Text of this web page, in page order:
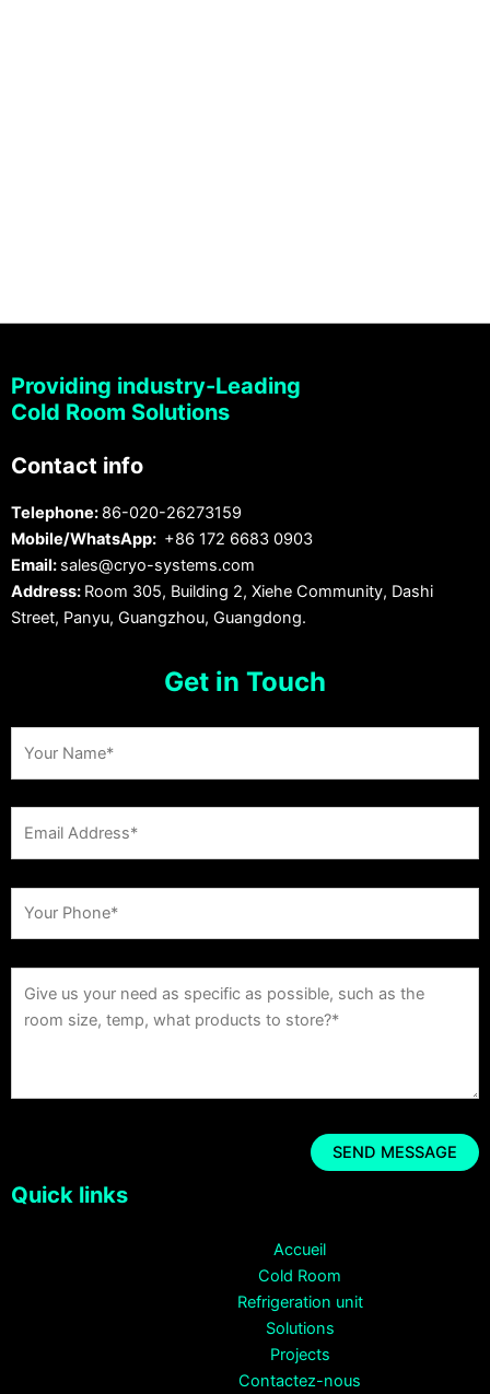
Providing industry-Leading
Cold Room Solutions
Contact info
Telephone: 86-020-26273159
Mobile/WhatsApp: +86 172 6683 0903
Email: sales@cryo-systems.com
Address: Room 305, Building 2, Xiehe Community, Dashi
Street, Panyu, Guangzhou, Guangdong.
Get in Touch
Quick links
Accueil
Cold Room
Refrigeration unit
Solutions
Projects
Contactez-nous